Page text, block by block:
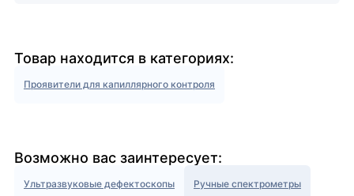
Товар находится в категориях:
Проявители для капиллярного контроля
Возможно вас заинтересует:
Ультразвуковые дефектоскопы Ручные спектрометры